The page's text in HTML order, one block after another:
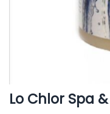
Lo Chlor Spa